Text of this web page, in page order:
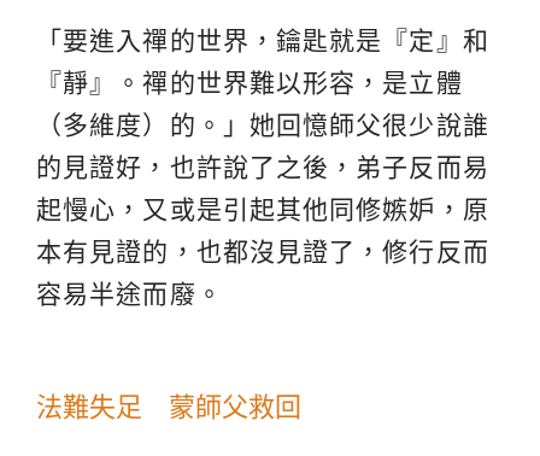
「要進入禪的世界，鑰匙就是『定』和
『靜』。禪的世界難以形容，是立體
（多維度）的。」她回憶師父很少說誰
的見證好，也許說了之後，弟子反而易
起慢心，又或是引起其他同修嫉妒，原
本有見證的，也都沒見證了，修行反而
容易半途而廢。
法難失足 蒙師父救回